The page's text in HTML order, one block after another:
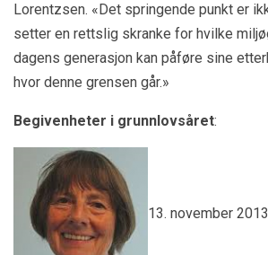
Lorentzsen. «Det springende punkt er
setter en rettslig skranke for hvilke
dagens generasjon kan påføre sine
hvor denne grensen går.»
Begivenheter i grunnlovsåret:
13. november